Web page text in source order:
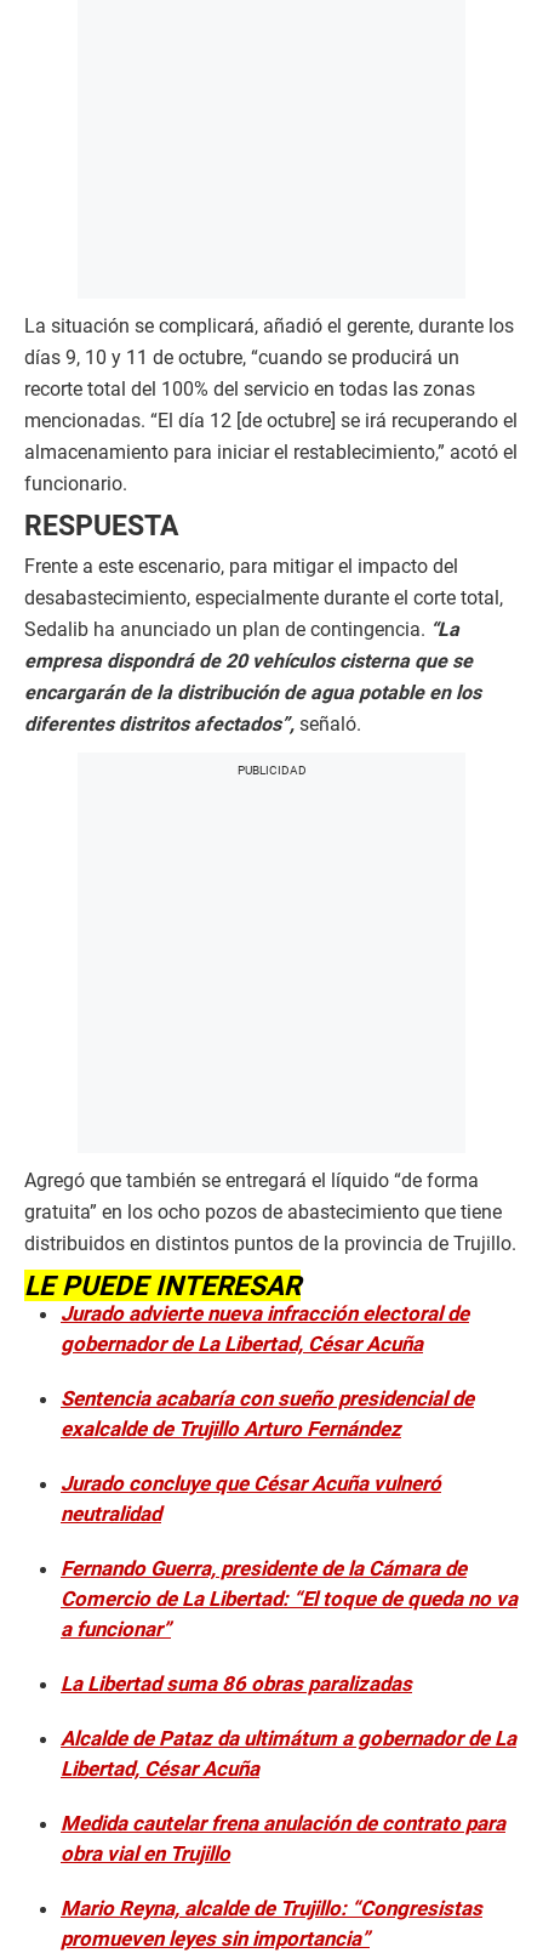
La situación se complicará, añadió el gerente, durante los
días 9, 10 y 11 de octubre, “cuando se producirá un
recorte total del 100% del servicio en todas las zonas
mencionadas. “El día 12 [de octubre] se irá recuperando el
almacenamiento para iniciar el restablecimiento,” acotó el
funcionario.
RESPUESTA
Frente a este escenario, para mitigar el impacto del
desabastecimiento, especialmente durante el corte total,
Sedalib ha anunciado un plan de contingencia. “La
empresa dispondrá de 20 vehículos cisterna que se
encargarán de la distribución de agua potable en los
diferentes distritos afectados”, señaló.
Agregó que también se entregará el líquido “de forma
gratuita” en los ocho pozos de abastecimiento que tiene
distribuidos en distintos puntos de la provincia de Trujillo.
LE PUEDE INTERESAR
Jurado advierte nueva infracción electoral de
gobernador de La Libertad, César Acuña
Sentencia acabaría con sueño presidencial de
exalcalde de Trujillo Arturo Fernández
Jurado concluye que César Acuña vulneró
neutralidad
Fernando Guerra, presidente de la Cámara de
Comercio de La Libertad: “El toque de queda no va
a funcionar”
La Libertad suma 86 obras paralizadas
Alcalde de Pataz da ultimátum a gobernador de La
Libertad, César Acuña
Medida cautelar frena anulación de contrato para
obra vial en Trujillo
Mario Reyna, alcalde de Trujillo: “Congresistas
promueven leyes sin importancia”